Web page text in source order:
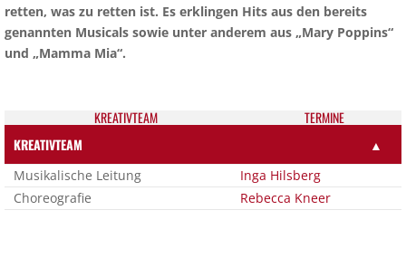
retten, was zu retten ist. Es erklingen Hits aus den bereits
genannten Musicals sowie unter anderem aus „Mary Poppins“
und „Mamma Mia“.
KREATIV­TEAM
TER­MI­NE
KREATIVTEAM
▲
Musikalische Leitung
Inga Hilsberg
Choreografie
Rebecca Kneer